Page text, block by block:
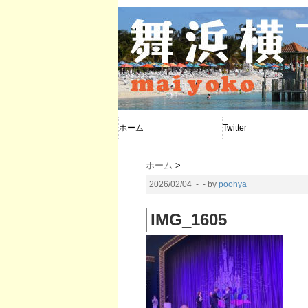
ホーム Twitter
ホーム >
2026/02/04 - - by poohya
IMG_1605